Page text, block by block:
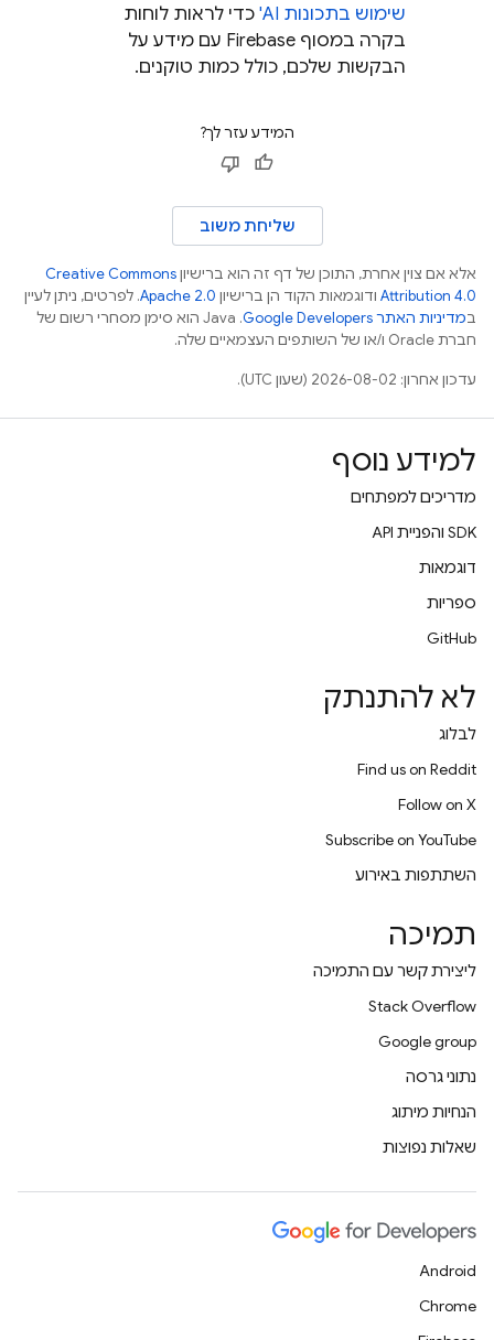
שימוש בתכונות AI'
כדי לראות לוחות
בקרה במסוף Firebase עם מידע על
הבקשות שלכם, כולל כמות טוקנים.
המידע עזר לך?
שליחת משוב
אלא אם צוין אחרת, התוכן של דף זה הוא ברישיוןCreative Commons
Attribution 4.0 ודוגמאות הקוד הן ברישיון Apache 2.0. לפרטים, ניתן לעיין
במדיניות האתר Google Developers‏
.‏ Java הוא סימן מסחרי רשום של
חברת Oracle ו/או של השותפים העצמאיים שלה.
עדכון אחרון: 2026-08-02 (שעון UTC).
למידע נוסף
מדריכים למפתחים
‫SDK והפניית API
דוגמאות
ספריות
GitHub
לא להתנתק
לבלוג
Find us on Reddit
Follow on X
Subscribe on YouTube
השתתפות באירוע
תמיכה
ליצירת קשר עם התמיכה
Stack Overflow
Google group
נתוני גרסה
הנחיות מיתוג
שאלות נפוצות
Android
Chrome